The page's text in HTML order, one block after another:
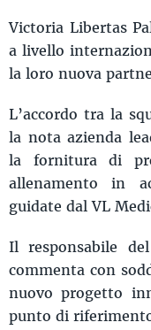
Victoria Libertas
a livello
la loro nuova
L’accordo tra la
la nota azienda
la fornitura di
allenamento in
guidate dal VL
Il responsabile
commenta con
nuovo progetto
punto di